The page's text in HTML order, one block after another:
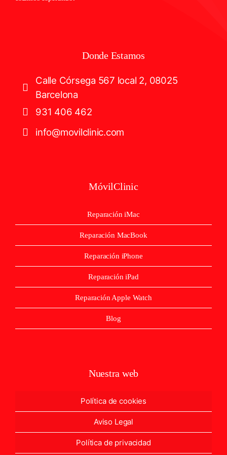
Donde Estamos
Calle Córsega 567 local 2, 08025
Barcelona
931 406 462
info@movilclinic.com
MóvilClinic
Reparación iMac
Reparación MacBook
Reparación iPhone
Reparación iPad
Reparación Apple Watch
Blog
Nuestra web
Política de cookies
Aviso Legal
Política de privacidad